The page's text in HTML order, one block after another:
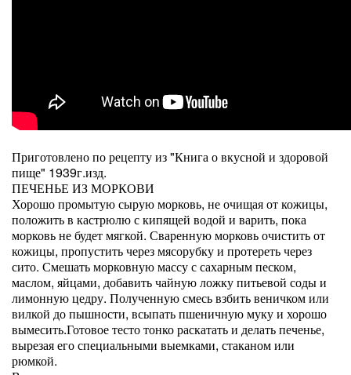
Приготовлено по рецепту из "Книга о вкусной и здоровой
пище" 1939г.изд.
ПЕЧЕНЬЕ ИЗ МОРКОВИ
Хорошо промытую сырую морковь, не очищая от кожицы,
положить в кастрюлю с кипящей водой и варить, пока
морковь не будет мягкой. Сваренную морковь очистить от
кожицы, пропустить через мясорубку и протереть через
сито. Смешать мор­ковную массу с сахарным песком,
маслом, яйцами, добавить чайную ложку питьевой соды и
лимонную цедру. Полученную смесь взбить веничком или
вилкой до пышности, всыпать пшеничную муку и хорошо
выме­сить.Готовое тесто тонко раскатать и делать печенье,
вырезая его специальными выем­ками, стаканом или
рюмкой.